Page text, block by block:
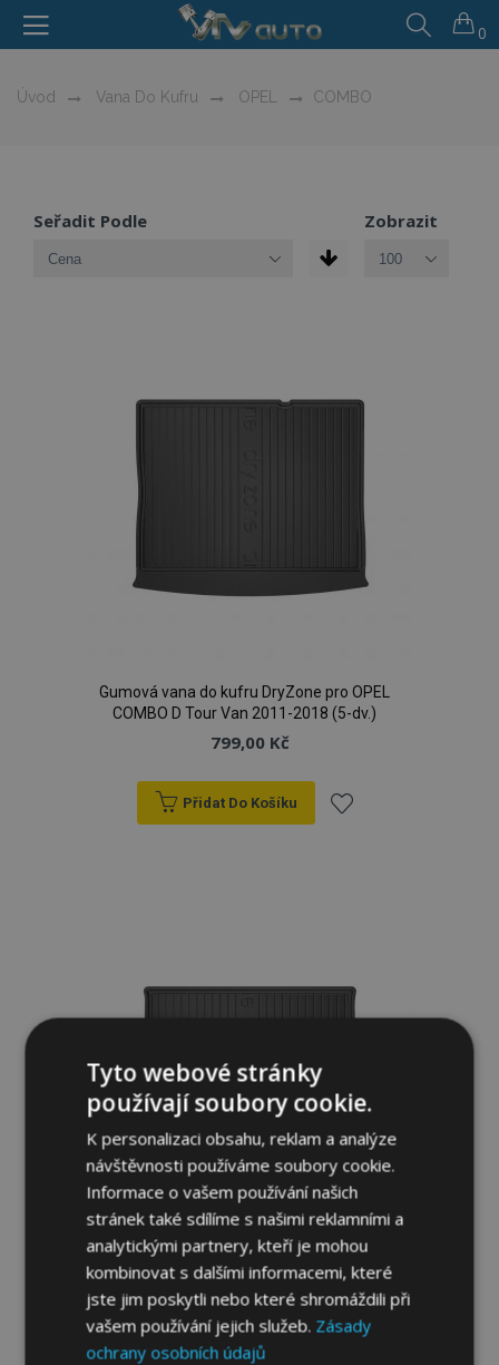
0
Úvod Vana Do Kufru OPEL COMBO
Seřadit Podle Zobrazit
Gumová vana do kufru DryZone pro OPEL
COMBO D Tour Van 2011-2018 (5-dv.)
799,00 Kč
Přidat Do Košíku
Gumová vana do kufru DryZone pro OPEL
COMBO C 2001-2011 (5-místné)
799,00 Kč
Tyto webové stránky
používají soubory cookie.
K personalizaci obsahu, reklam a analýze
návštěvnosti používáme soubory cookie.
Informace o vašem používání našich
stránek také sdílíme s našimi reklamními a
analytickými partnery, kteří je mohou
kombinovat s dalšími informacemi, které
jste jim poskytli nebo které shromáždili při
vašem používání jejich služeb. Zásady
ochrany osobních údajů